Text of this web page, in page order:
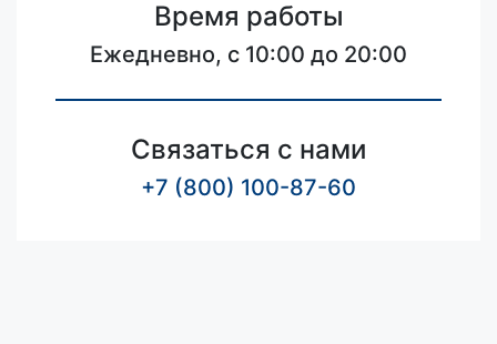
Время работы
Ежедневно, с 10:00 до 20:00
Связаться с нами
+7 (800) 100-87-60